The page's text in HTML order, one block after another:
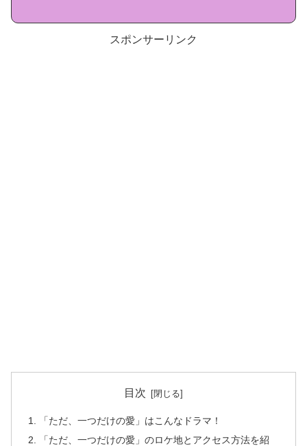
スポンサーリンク
目次
「ただ、一つだけの愛」はこんなドラマ！
「ただ、一つだけの愛」のロケ地とアクセス方法を紹